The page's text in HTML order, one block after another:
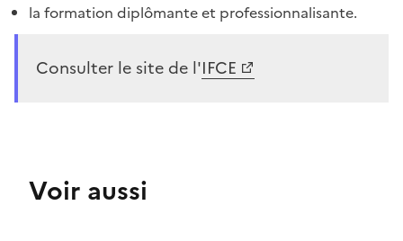
la formation diplômante et professionnalisante.
Consulter le site de l'IFCE
Voir aussi